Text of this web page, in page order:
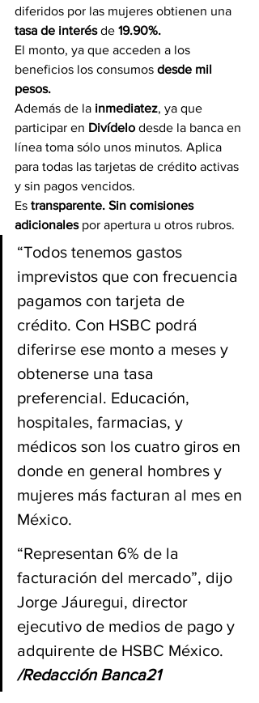
diferidos por las mujeres obtienen una
tasa de interés de 19.90%.
El monto, ya que acceden a los
beneficios los consumos desde mil
pesos.
Además de la inmediatez, ya que
participar en Divídelo desde la banca en
línea toma sólo unos minutos. Aplica
para todas las tarjetas de crédito activas
y sin pagos vencidos.
Es transparente. Sin comisiones
adicionales por apertura u otros rubros.
“Todos tenemos gastos
imprevistos que con frecuencia
pagamos con tarjeta de
crédito. Con HSBC podrá
diferirse ese monto a meses y
obtenerse una tasa
preferencial. Educación,
hospitales, farmacias, y
médicos son los cuatro giros en
donde en general hombres y
mujeres más facturan al mes en
México.
“Representan 6% de la
facturación del mercado”, dijo
Jorge Jáuregui, director
ejecutivo de medios de pago y
adquirente de HSBC México.
/Redacción Banca21